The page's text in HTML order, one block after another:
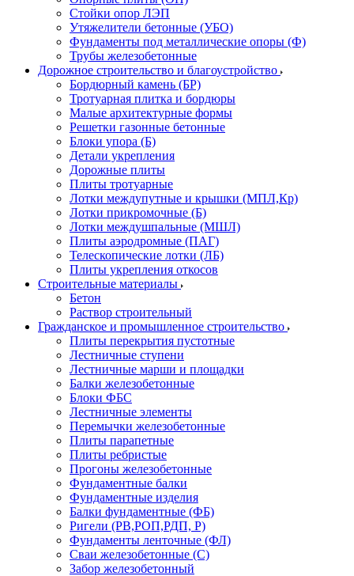
Стойки опор ЛЭП
Утяжелители бетонные (УБО)
Фундаменты под металлические опоры (Ф)
Трубы железобетонные
Дорожное строительство и благоустройство
Бордюрный камень (БР)
Тротуарная плитка и бордюры
Малые архитектурные формы
Решетки газонные бетонные
Блоки упора (Б)
Детали укрепления
Дорожные плиты
Плиты тротуарные
Лотки междупутные и крышки (МПЛ,Кр)
Лотки прикромочные (Б)
Лотки междушпальные (МШЛ)
Плиты аэродромные (ПАГ)
Телескопические лотки (ЛБ)
Плиты укрепления откосов
Строительные материалы
Бетон
Раствор строительный
Гражданское и промышленное строительство
Плиты перекрытия пустотные
Лестничные ступени
Лестничные марши и площадки
Балки железобетонные
Блоки ФБС
Лестничные элементы
Перемычки железобетонные
Плиты парапетные
Плиты ребристые
Прогоны железобетонные
Фундаментные балки
Фундаментные изделия
Балки фундаментные (ФБ)
Ригели (РВ,РОП,РДП, Р)
Фундаменты ленточные (ФЛ)
Сваи железобетонные (С)
Забор железобетонный